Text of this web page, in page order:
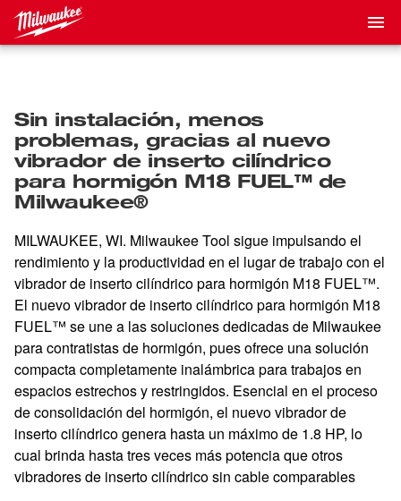
Sin instalación, menos
problemas, gracias al nuevo
vibrador de inserto cilíndrico
para hormigón M18 FUEL™ de
Milwaukee®
MILWAUKEE, WI. Milwaukee Tool sigue impulsando el
rendimiento y la productividad en el lugar de trabajo con el
vibrador de inserto cilíndrico para hormigón M18 FUEL™.
El nuevo vibrador de inserto cilíndrico para hormigón M18
FUEL™ se une a las soluciones dedicadas de Milwaukee
para contratistas de hormigón, pues ofrece una solución
compacta completamente inalámbrica para trabajos en
espacios estrechos y restringidos. Esencial en el proceso
de consolidación del hormigón, el nuevo vibrador de
inserto cilíndrico genera hasta un máximo de 1.8 HP, lo
cual brinda hasta tres veces más potencia que otros
vibradores de inserto cilíndrico sin cable comparables